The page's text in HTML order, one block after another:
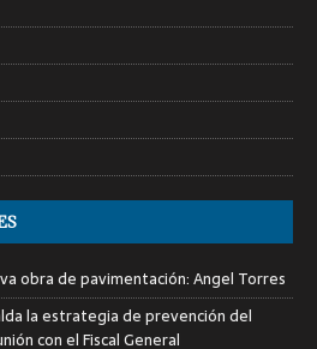
obra de pavimentación: Angel Torres
la estrategia de prevención del
con el Fiscal General